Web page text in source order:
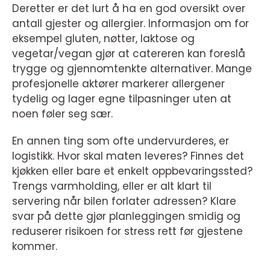
Deretter er det lurt å ha en god oversikt over
antall gjester og allergier. Informasjon om for
eksempel gluten, nøtter, laktose og
vegetar/vegan gjør at catereren kan foreslå
trygge og gjennomtenkte alternativer. Mange
profesjonelle aktører markerer allergener
tydelig og lager egne tilpasninger uten at
noen føler seg sær.
En annen ting som ofte undervurderes, er
logistikk. Hvor skal maten leveres? Finnes det
kjøkken eller bare et enkelt oppbevaringssted?
Trengs varmholding, eller er alt klart til
servering når bilen forlater adressen? Klare
svar på dette gjør planleggingen smidig og
reduserer risikoen for stress rett før gjestene
kommer.